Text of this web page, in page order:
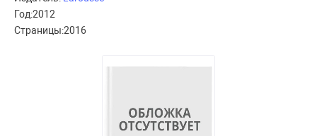
Год:2012
Страницы:2016